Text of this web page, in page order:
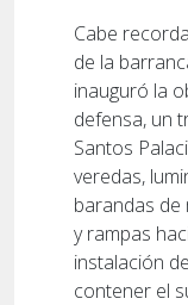
Cabe
de la
inauguró la
defensa, un
Santos
veredas,
barandas de
y rampas
instalación
contener el